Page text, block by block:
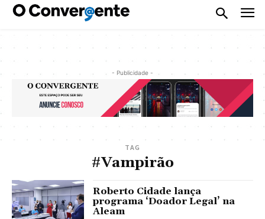
- Publicidade -
TAG
#Vampirão
Roberto Cidade lança
programa ‘Doador Legal’ na
Aleam